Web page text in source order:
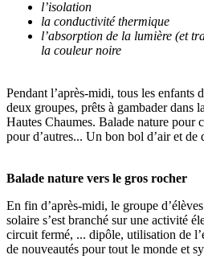
l’isolation
la conductivité thermique
l’absorption de la lumière (et
la couleur noire
Pendant l’après-midi, tous les enfants
deux groupes, prêts à gambader dans
Hautes Chaumes. Balade nature pour
pour d’autres... Un bon bol d’air et de
Balade nature vers le gros rocher
En fin d’après-midi, le groupe
solaire s’est branché sur une activité
circuit fermé, ... dipôle, utilisation de
de nouveautés pour tout le monde et